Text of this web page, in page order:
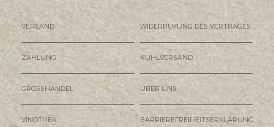
VERSAND WIDERRUFUNG DES VERTRAGES
ZAHLUNG KÜHLVERSAND
GROSSHANDEL ÜBER UNS
VINOTHEK BARRIEREFREIHEITSERKLÄRUNG